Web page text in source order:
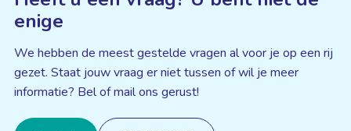
enige
We hebben de meest gestelde vragen al voor je op een rij
gezet. Staat jouw vraag er niet tussen of wil je meer
informatie? Bel of mail ons gerust!